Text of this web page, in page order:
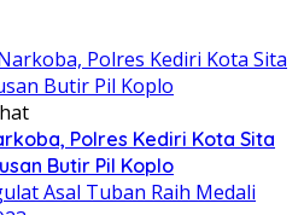
Polres Kediri Kota Sita
Butir Pil Koplo